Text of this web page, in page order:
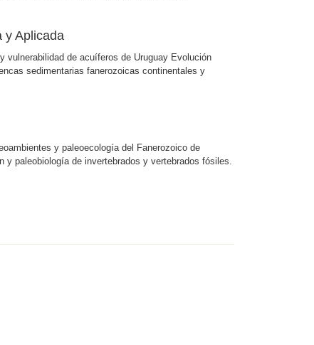
y Aplicada
vulnerabilidad de acuíferos de Uruguay Evolución
sedimentarias fanerozoicas continentales y
y paleoecología del Fanerozoico de
y paleobiología de invertebrados y vertebrados fósiles.